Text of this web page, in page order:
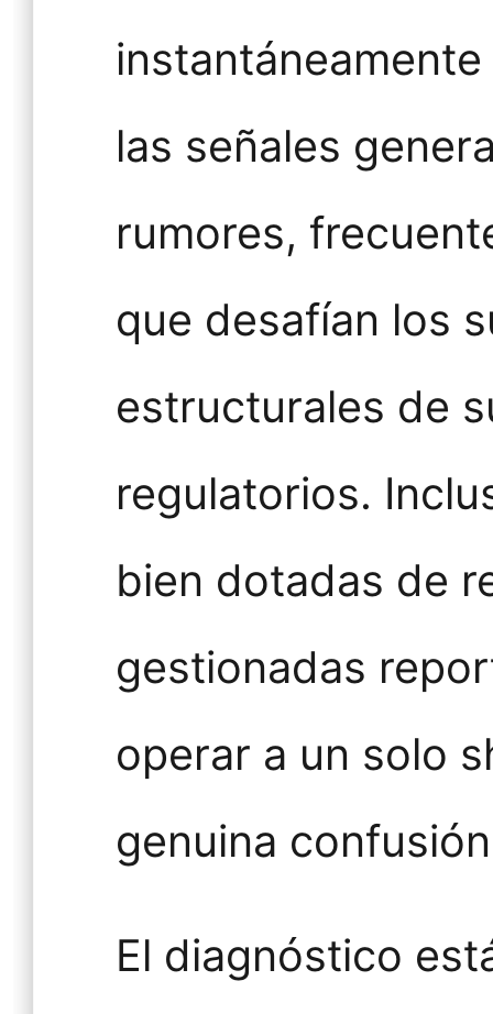
las señales
rumores,
que desafían los
estructurales de
regulatorios.
bien dotadas de
gestionadas
operar a un solo
genuina
El diagnóstico